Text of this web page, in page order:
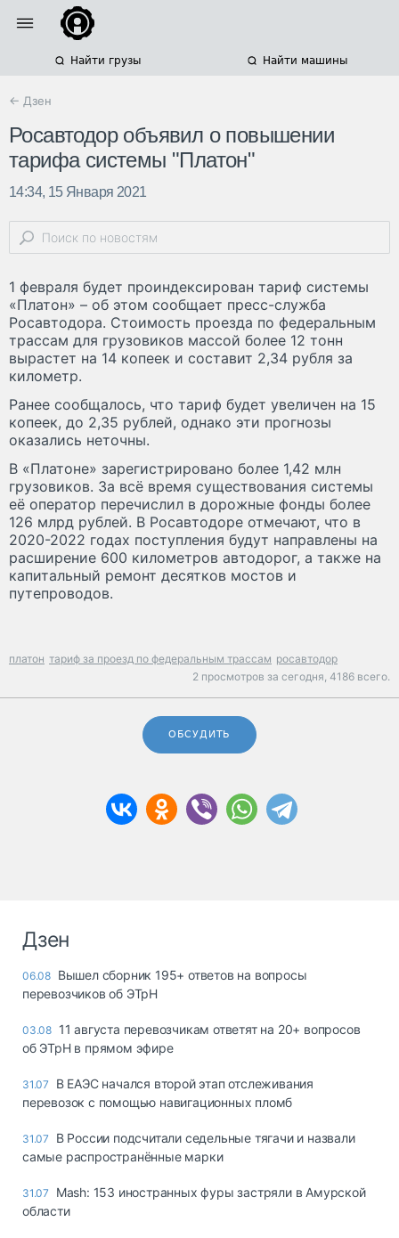
Найти грузы Найти машины
← Дзен
Росавтодор объявил о повышении
тарифа системы "Платон"
14:34, 15 Января 2021
1 февраля будет проиндексирован тариф системы
«Платон» – об этом сообщает пресс-служба
Росавтодора. Стоимость проезда по федеральным
трассам для грузовиков массой более 12 тонн
вырастет на 14 копеек и составит 2,34 рубля за
километр.
Ранее сообщалось, что тариф будет увеличен на 15
копеек, до 2,35 рублей, однако эти прогнозы
оказались неточны.
В «Платоне» зарегистрировано более 1,42 млн
грузовиков. За всё время существования системы
её оператор перечислил в дорожные фонды более
126 млрд рублей. В Росавтодоре отмечают, что в
2020-2022 годах поступления будут направлены на
расширение 600 километров автодорог, а также на
капитальный ремонт десятков мостов и
путепроводов.
платон тариф за проезд по федеральным трассам росавтодор
2 просмотров за сегодня, 4186 всего.
ОБСУДИТЬ
Дзен
06.08 Вышел сборник 195+ ответов на вопросы
перевозчиков об ЭТрН
03.08 11 августа перевозчикам ответят на 20+ вопросов
об ЭТрН в прямом эфире
31.07
В ЕАЭС начался второй этап отслеживания
перевозок с помощью навигационных пломб
31.07
В России подсчитали седельные тягачи и назвали
самые распространённые марки
31.07
Mash: 153 иностранных фуры застряли в Амурской
области